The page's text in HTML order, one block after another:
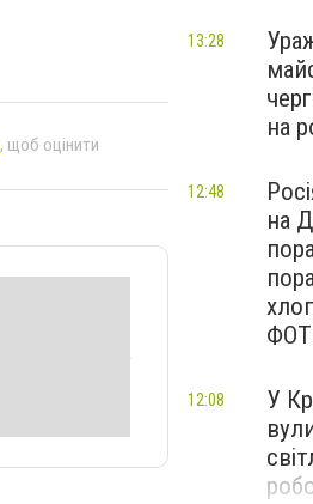
, щоб оцінити
на
13:28
на
12:48
У
12:08